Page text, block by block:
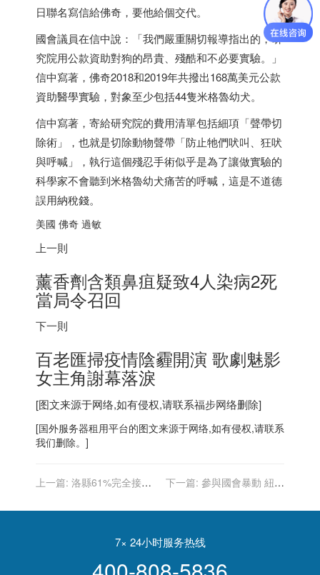
日聯名寫信給佛奇，要他給個交代。
國會議員在信中說：「我們嚴重關切報導指出的，研
究院用公款資助對狗的昂貴、殘酷和不必要實驗。」
信中寫著，佛奇2018和2019年共撥出168萬美元公款
資助醫學實驗，對象至少包括44隻米格魯幼犬。
信中寫著，寄給研究院的費用清單包括細項「聲帶切
除術」，也就是切除動物聲帶「防止牠們吠叫、狂吠
與呼喊」，執行這個殘忍手術似乎是為了讓做實驗的
科學家不會聽到米格魯幼犬痛苦的呼喊，這是不道德
誤用納稅錢。
美國 佛奇 過敏
上一則
薰香劑含類鼻疽疑致4人染病2死
當局令召回
下一則
百老匯掃疫情陰霾開演 歌劇魅影
女主角謝幕落淚
[图文来源于网络,如有侵权,请联系福步网络删除]
[国外服务器租用平台的图文来源于网络,如有侵权,请联系
我们删除。]
上一篇: 洛縣61%完全接種
下一篇: 參與國會暴動 紐約
7× 24小时服务热线